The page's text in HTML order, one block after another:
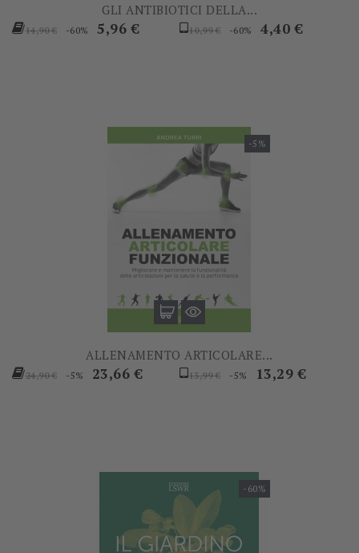
GLI ANTIBIOTICI DELLA...
Prezzo
14,90 € -60% Prezzo
5,96 €
Prezzo
10,99 € -60% Prezzo
4,40 €
-5%
ALLENAMENTO ARTICOLARE...
Prezzo
24,90 € -5% Prezzo
23,66 €
Prezzo
13,99 € -5% Prezzo
13,29 €
-60%